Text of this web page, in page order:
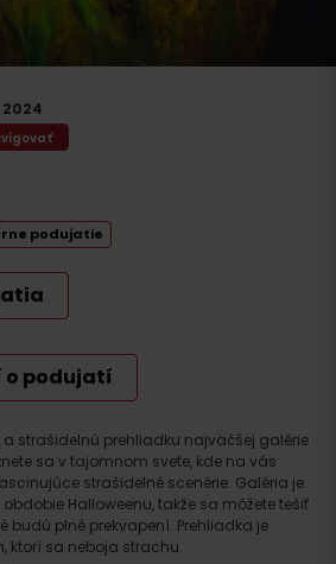
strašidelnú prehliadku najväčšej galérie
sa v tajomnom svete, kde na vás
strašidelné scenérie. Galéria je
Halloweenu, takže sa môžete tešiť
budú plné prekvapení. Prehliadka je
ktorí sa neboja strachu.
2024
podujatie
podujatí